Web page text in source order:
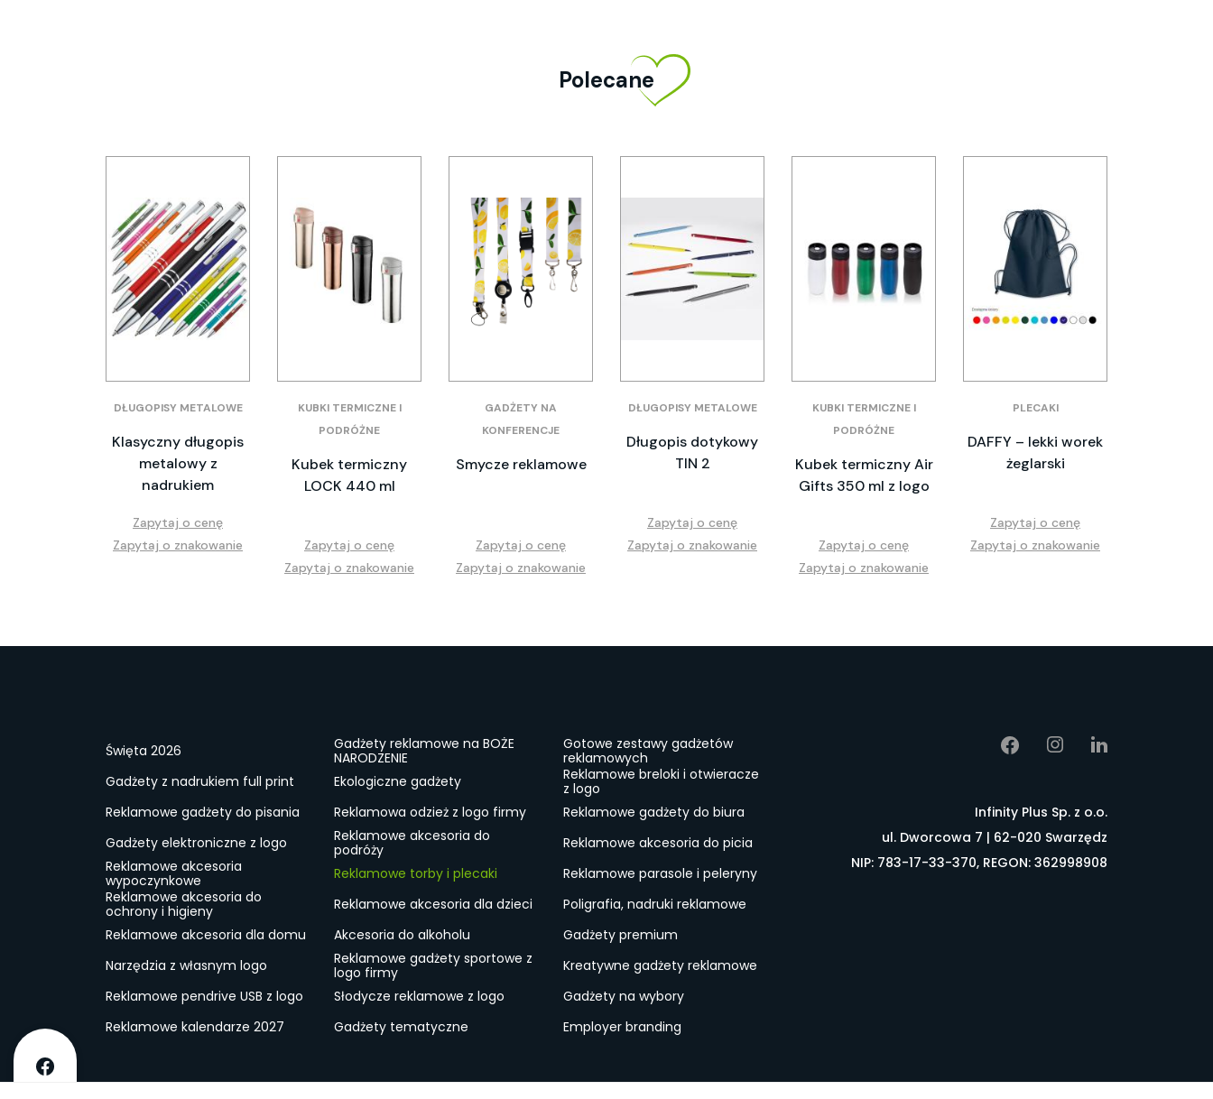
Polecane
DŁUGOPISY METALOWE
Klasyczny długopis
metalowy z
nadrukiem
Zapytaj o cenę
Zapytaj o znakowanie
KUBKI TERMICZNE I
PODRÓŻNE
Kubek termiczny
LOCK 440 ml
Zapytaj o cenę
Zapytaj o znakowanie
GADŻETY NA
KONFERENCJE
Smycze reklamowe
Zapytaj o cenę
Zapytaj o znakowanie
DŁUGOPISY METALOWE
Długopis dotykowy
TIN 2
Zapytaj o cenę
Zapytaj o znakowanie
KUBKI TERMICZNE I
PODRÓŻNE
Kubek termiczny Air
Gifts 350 ml z logo
Zapytaj o cenę
Zapytaj o znakowanie
PLECAKI
DAFFY – lekki worek
żeglarski
Zapytaj o cenę
Zapytaj o znakowanie
Święta 2026
Gadżety reklamowe na BOŻE
NARODZENIE
Gotowe zestawy gadżetów
reklamowych
Gadżety z nadrukiem full print
Ekologiczne gadżety
Reklamowe breloki i otwieracze
z logo
Reklamowe gadżety do pisania
Reklamowa odzież z logo firmy
Reklamowe gadżety do biura
Gadżety elektroniczne z logo
Reklamowe akcesoria do
podróży
Reklamowe akcesoria do picia
Reklamowe akcesoria
wypoczynkowe
Reklamowe torby i plecaki
Reklamowe parasole i peleryny
Reklamowe akcesoria do
ochrony i higieny
Reklamowe akcesoria dla dzieci
Poligrafia, nadruki reklamowe
Reklamowe akcesoria dla domu
Akcesoria do alkoholu
Gadżety premium
Narzędzia z własnym logo
Reklamowe gadżety sportowe z
logo firmy
Kreatywne gadżety reklamowe
Reklamowe pendrive USB z logo
Słodycze reklamowe z logo
Gadżety na wybory
Reklamowe kalendarze 2027
Gadżety tematyczne Employer branding
Infinity Plus Sp. z o.o.
ul. Dworcowa 7 | 62-020 Swarzędz
NIP: 783-17-33-370, REGON: 362998908